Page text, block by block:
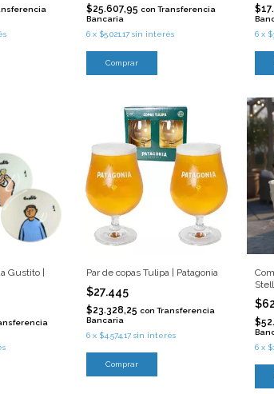
$25.607,95 con Transferencia
Bancaria
6 x $5.021,17 sin interés
6 x
Gustito |
Par de copas Tulipa | Patagonia
$27.445
$23.328,25 con Transferencia
Bancaria
6 x $4.574,17 sin interés
6 x